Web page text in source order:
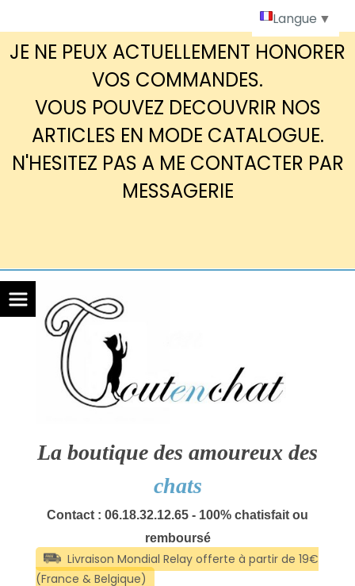
JE NE PEUX ACTUELLEMENT HONORER
VOS COMMANDES.
VOUS POUVEZ DECOUVRIR NOS
ARTICLES EN MODE CATALOGUE.
N'HESITEZ PAS A ME CONTACTER PAR
MESSAGERIE
La boutique des amoureux des
chats
Contact : 06.18.32.12.65 - 100% chatisfait ou
remboursé
Langue ▼